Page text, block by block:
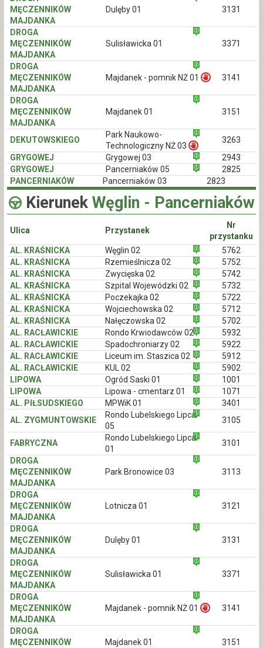
MĘCZENNIKÓW
MAJDANKA
Dulęby 01 3131
DROGA
MĘCZENNIKÓW
MAJDANKA
Sulisławicka 01 3371
DROGA
MĘCZENNIKÓW
MAJDANKA
Majdanek - pomnik NŻ 01 3141
DROGA
MĘCZENNIKÓW
MAJDANKA
Majdanek 01 3151
DEKUTOWSKIEGO
Park Naukowo-
Technologiczny NŻ 03
3263
GRYGOWEJ
Grygowej 03
2943
GRYGOWEJ
Pancerniaków 05
2825
PANCERNIAKÓW
Pancerniaków 03 2823
Kierunek Węglin - Pancerniaków
Ulica Przystanek
Nr
przystanku
AL. KRAŚNICKA
Węglin 02
5762
AL. KRAŚNICKA
Rzemieślnicza 02
5752
AL. KRAŚNICKA
Zwycięska 02
5742
AL. KRAŚNICKA
Szpital Wojewódzki 02
5732
AL. KRAŚNICKA
Poczekajka 02
5722
AL. KRAŚNICKA
Wojciechowska 02
5712
AL. KRAŚNICKA
Nałęczowska 02
5702
AL. RACŁAWICKIE
Rondo Krwiodawców 02
5932
AL. RACŁAWICKIE
Spadochroniarzy 02
5922
AL. RACŁAWICKIE
Liceum im. Staszica 02
5912
AL. RACŁAWICKIE
KUL 02
5902
LIPOWA
Ogród Saski 01
1001
LIPOWA
Lipowa - cmentarz 01
1071
AL. PIŁSUDSKIEGO
MPWiK 01
3401
AL. ZYGMUNTOWSKIE
Rondo Lubelskiego Lipca
05
3105
FABRYCZNA
Rondo Lubelskiego Lipca
01
3101
DROGA
MĘCZENNIKÓW
MAJDANKA
Park Bronowice 03 3113
DROGA
MĘCZENNIKÓW
MAJDANKA
Lotnicza 01 3121
DROGA
MĘCZENNIKÓW
MAJDANKA
Dulęby 01 3131
DROGA
MĘCZENNIKÓW
MAJDANKA
Sulisławicka 01 3371
DROGA
MĘCZENNIKÓW
MAJDANKA
Majdanek - pomnik NŻ 01 3141
DROGA
MĘCZENNIKÓW
Majdanek 01 3151